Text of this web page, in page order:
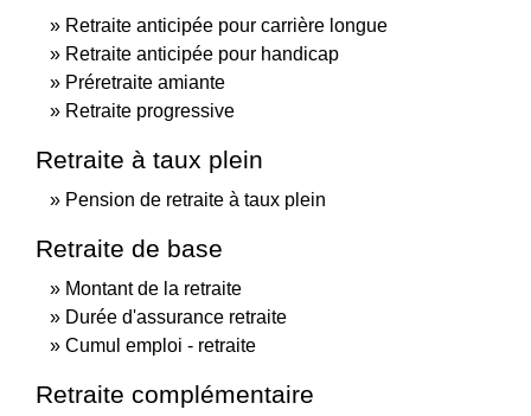
Retraite anticipée pour carrière longue
Retraite anticipée pour handicap
Préretraite amiante
Retraite progressive
Retraite à taux plein
Pension de retraite à taux plein
Retraite de base
Montant de la retraite
Durée d'assurance retraite
Cumul emploi - retraite
Retraite complémentaire